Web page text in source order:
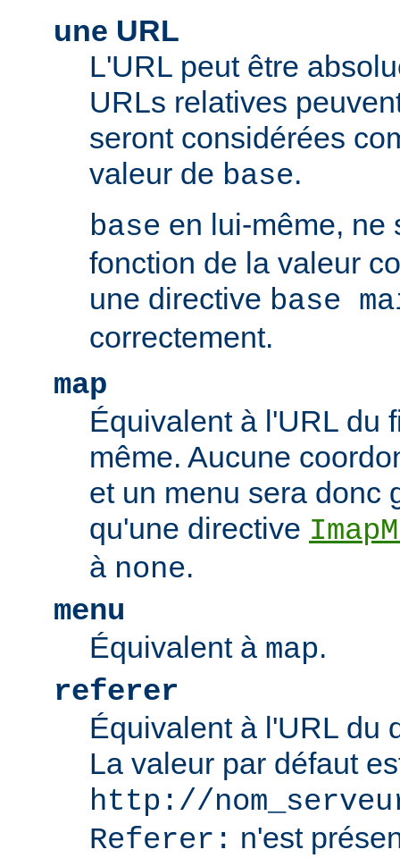
une URL
L'URL peut être
URLs relatives
seront considérées
valeur de base.
base en lui-même, ne
fonction de la valeur
une directive base
correctement.
map
Équivalent à l'URL du
même. Aucune
et un menu sera donc
qu'une directive
à none.
menu
Équivalent à map.
referer
Équivalent à l'URL du
La valeur par défaut
http://
Referer: n'est